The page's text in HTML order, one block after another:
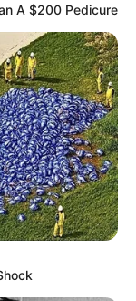
A $200 Pedicure